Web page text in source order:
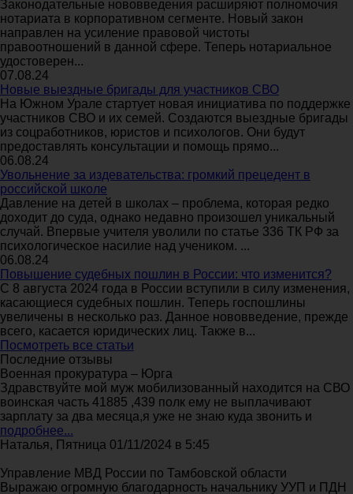
Законодательные нововведения расширяют полномочия
нотариата в корпоративном сегменте. Новый закон
направлен на усиление правовой чистоты
правоотношений в данной сфере. Теперь нотариальное
удостоверен...
07.08.24
Новые выездные бригады для участников СВО
На Южном Урале стартует новая инициатива по поддержке
участников СВО и их семей. Создаются выездные бригады
из соцработников, юристов и психологов. Они будут
предоставлять консультации и помощь прямо...
06.08.24
Увольнение за издевательства: громкий прецедент в
российской школе
Давление на детей в школах – проблема, которая редко
доходит до суда, однако недавно произошел уникальный
случай. Впервые учителя уволили по статье 336 ТК РФ за
психологическое насилие над учеником. ...
06.08.24
Повышение судебных пошлин в России: что изменится?
С 8 августа 2024 года в России вступили в силу изменения,
касающиеся судебных пошлин. Теперь госпошлины
увеличены в несколько раз. Данное нововведение, прежде
всего, касается юридических лиц. Также в...
Посмотреть все статьи
Последние отзывы
Военная прокуратура – Юрга
Здравствуйте мой муж мобилизованный находится на СВО
воинская часть 41885 ,439 полк ему не выплачивают
зарплату за два месяца,я уже не знаю куда звонить и
подробнее...
Наталья, Пятница 01/11/2024 в 5:45
Управление МВД России по Тамбовской области
Выражаю огромную благодарность начальнику УУП и ПДН